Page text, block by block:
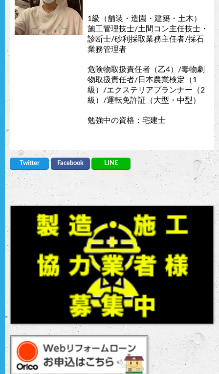
1級（舗装・造園・建築・土木）
施工管理技士/土間コン主任技士・
診断士/砂利採取業務主任者/採石
業務管理者
危険物取扱責任者（乙4）/毒物劇
物取扱責任者/日本農業検定（1
級）/エクステリアプランナー（2
級）/運転免許証（大型・中型）
勉強中の資格：宅建士
Twitter Facebook LINE